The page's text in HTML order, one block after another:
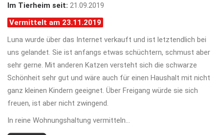
Im Tierheim seit: 21.09.2019
Vermittelt am 23.11.2019
Luna wurde über das Internet verkauft und ist letztendlich bei
uns gelandet. Sie ist anfangs etwas schüchtern, schmust aber
sehr gerne. Mit anderen Katzen versteht sich die schwarze
Schönheit sehr gut und wäre auch für einen Haushalt mit nicht
ganz kleinen Kindern geeignet. Über Freigang würde sie sich
freuen, ist aber nicht zwingend.
In reine Wohnungshaltung vermitteln…